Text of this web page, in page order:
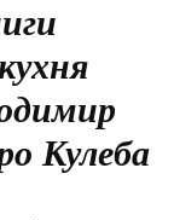
Кулеба